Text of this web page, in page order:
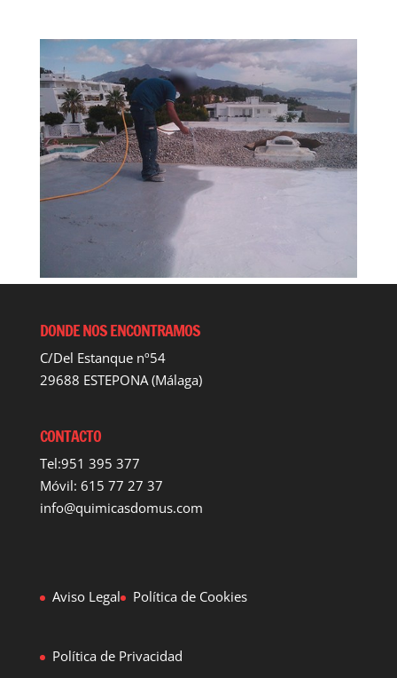
DONDE NOS ENCONTRAMOS
C/Del Estanque nº54
29688 ESTEPONA (Málaga)
CONTACTO
Tel:951 395 377
Móvil: 615 77 27 37
info@quimicasdomus.com
Aviso Legal Política de Cookies
Política de Privacidad